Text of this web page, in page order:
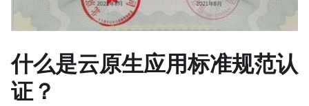
什么是云原生应用标准规范认
证？